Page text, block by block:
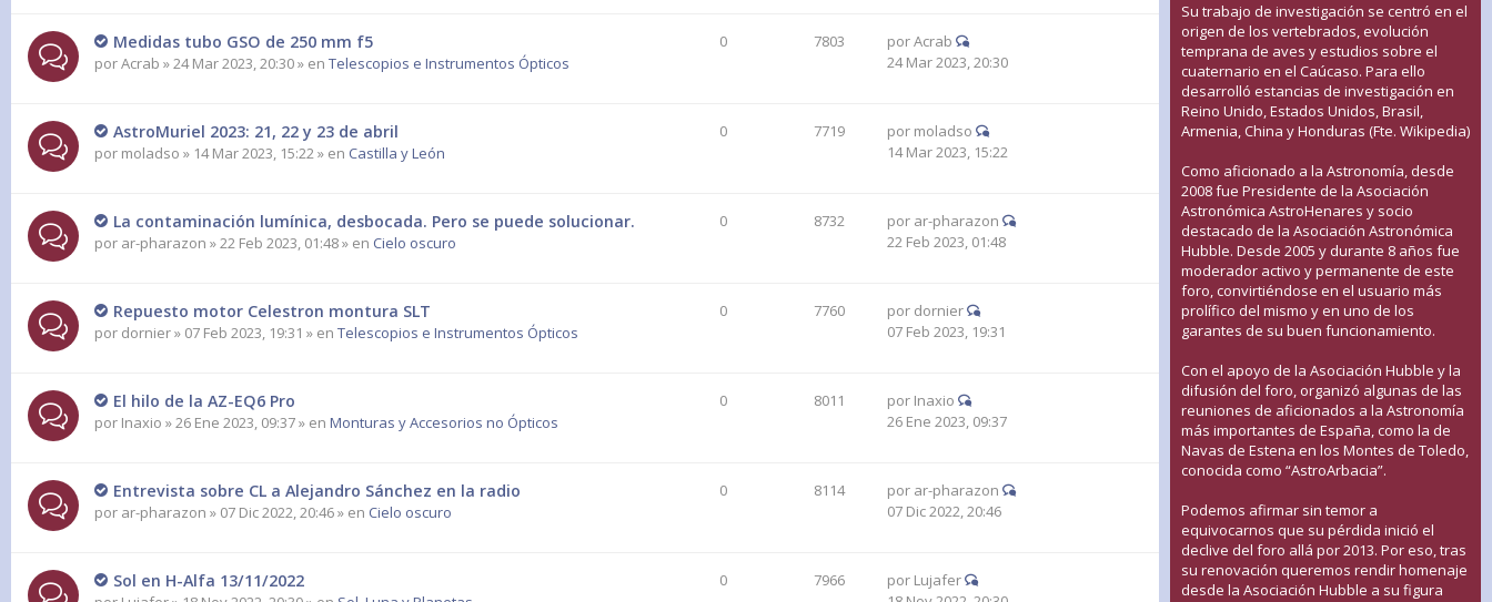
Medidas tubo GSO de 250 mm f5
porAcrab » 24 Mar 2023, 20:30 » en Telescopios e Instrumentos Ópticos
0 7803 porAcrab
24 Mar 2023, 20:30
AstroMuriel 2023: 21, 22 y 23 de abril
por moladso » 14 Mar 2023, 15:22 » en Castilla y León
0 7719 por moladso
14 Mar 2023, 15:22
La contaminación lumínica, desbocada. Pero se puede solucionar.
por ar-pharazon » 22 Feb 2023, 01:48 » en Cielo oscuro
0 8732 por ar-pharazon
22 Feb 2023, 01:48
Repuesto motor Celestron montura SLT
por dornier» 07 Feb 2023, 19:31 » en Telescopios e Instrumentos Ópticos
0 7760 por dornier
07 Feb 2023, 19:31
El hilo de la AZ-EQ6 Pro
por Inaxio » 26 Ene 2023, 09:37 » en Monturas y Accesorios no Ópticos
0 8011 por Inaxio
26 Ene 2023, 09:37
Entrevista sobre CL a Alejandro Sánchez en la radio
por ar-pharazon » 07 Dic 2022, 20:46 » en Cielo oscuro
0 8114 por ar-pharazon
07 Dic 2022, 20:46
Sol en H-Alfa 13/11/2022 0 7966 por Lujafer
Su trabajo de investigación se centró en el
origen de los vertebrados, evolución
temprana de aves y estudios sobre el
cuaternario en el Caúcaso. Para ello
desarrolló estancias de investigación en
Reino Unido, Estados Unidos, Brasil,
Armenia, China y Honduras (Fte. Wikipedia)
Como aficionado a la Astronomía, desde
2008 fue Presidente de la Asociación
Astronómica AstroHenares y socio
destacado de la Asociación Astronómica
Hubble. Desde 2005 y durante 8 años fue
moderador activo y permanente de este
foro, convirtiéndose en el usuario más
prolífico del mismo y en uno de los
garantes de su buen funcionamiento.
Con el apoyo de la Asociación Hubble y la
difusión del foro, organizó algunas de las
reuniones de aficionados a la Astronomía
más importantes de España, como la de
Navas de Estena en los Montes de Toledo,
conocida como “AstroArbacia”.
Podemos afirmar sin temor a
equivocarnos que su pérdida inició el
declive del foro allá por 2013. Por eso, tras
su renovación queremos rendir homenaje
desde la Asociación Hubble a su figura